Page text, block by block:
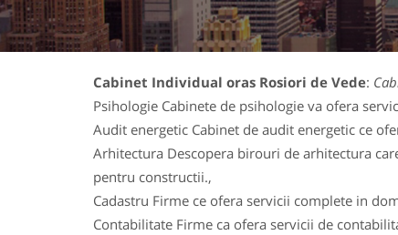
Cabinet Individual oras Rosiori de Vede:
Psihologie Cabinete de psihologie va ofera
Audit energetic Cabinet de audit energetic ce
Arhitectura Descopera birouri de arhitectura
pentru constructii.,
Cadastru Firme ce ofera servicii complete in
Contabilitate Firme ca ofera servicii de